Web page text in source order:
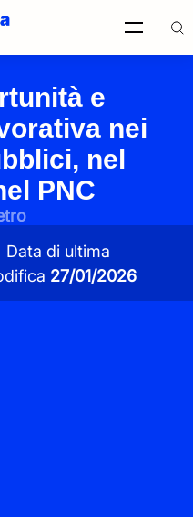
e
nei
nel
PNC
Data di ultima
27/01/2026